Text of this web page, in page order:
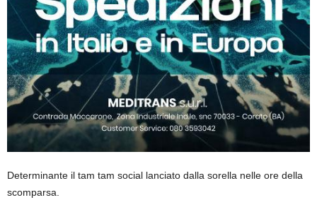
Determinante il tam tam social lanciato dalla sorella nelle ore della
scomparsa.